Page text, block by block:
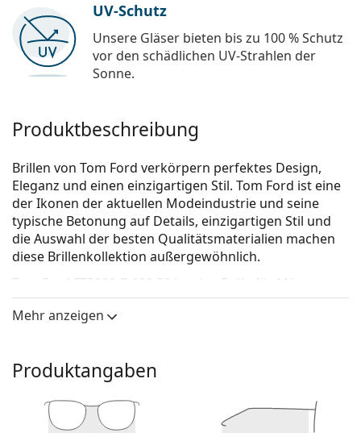
UV-Schutz
Unsere Gläser bieten bis zu 100 % Schutz
vor den schädlichen UV-Strahlen der
Sonne.
Produktbeschreibung
Brillen von Tom Ford verkörpern perfektes Design,
Eleganz und einen einzigartigen Stil. Tom Ford ist eine
der Ikonen der aktuellen Modeindustrie und seine
typische Betonung auf Details, einzigartigen Stil und
die Auswahl der besten Qualitätsmaterialien machen
diese Brillenkollektion außergewöhnlich.
Tom Ford FT5982-B 090 52
ist eine Brille für Männer.
Schauen Sie sich mit der virtuellen Anprobefunktion
von Lentiamo an, wie Sie in dieser Brille aussehen.
Die blaue Farbe der Brillenfassung passt perfekt zu
kühlen Hauttönen und hellbraunem, schwarzem
oder hellblondem Haar.
Mehr anzeigen
Produktangaben